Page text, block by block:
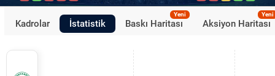
Kadrolar İstatistik Baskı Haritası
Yeni
Aksiyon Haritası
Yeni